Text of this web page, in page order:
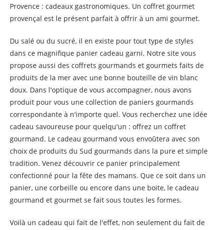
Provence : cadeaux gastronomiques. Un coffret gourmet
provençal est le présent parfait à offrir à un ami gourmet.
Du salé ou du sucré, il en existe pour tout type de styles
dans ce magnifique panier cadeau garni. Notre site vous
propose aussi des coffrets gourmands et gourmets faits de
produits de la mer avec une bonne bouteille de vin blanc
doux. Dans l'optique de vous accompagner, nous avons
produit pour vous une collection de paniers gourmands
correspondante à n'importe quel. Vous recherchez une idée
cadeau savoureuse pour quelqu'un : offrez un coffret
gourmand. Le cadeau gourmand vous envoûtera avec son
choix de produits du Sud gourmands dans la pure et simple
tradition. Venez découvrir ce panier principalement
confectionné pour la fête des mamans. Que ce soit dans un
panier, une corbeille ou encore dans une boite, le cadeau
gourmand et gourmet se fait sous toutes les formes.
Voilà un cadeau qui fait de l'effet, non seulement du fait de